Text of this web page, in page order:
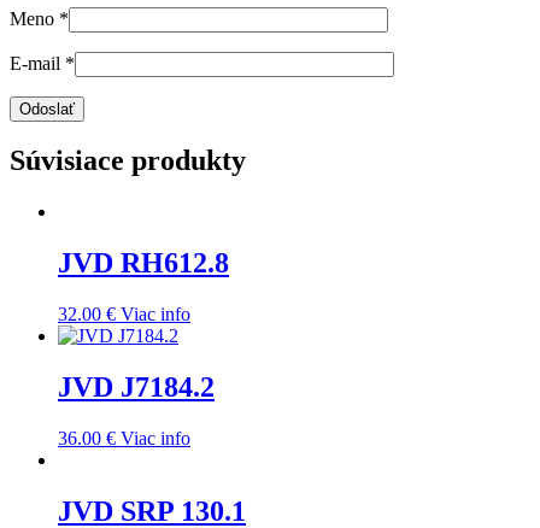
Meno *
E-mail *
Súvisiace produkty
JVD RH612.8
32.00 € Viac info
JVD J7184.2
36.00 € Viac info
JVD SRP 130.1